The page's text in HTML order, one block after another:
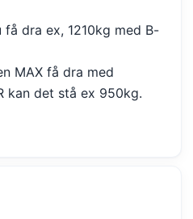
dra ex, 1210kg med B-
MAX få dra med
kan det stå ex 950kg.